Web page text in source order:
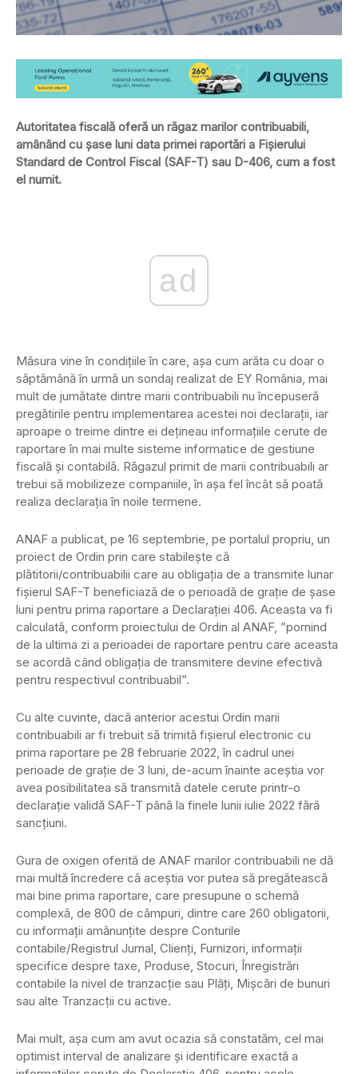
Autoritatea fiscală oferă un răgaz marilor contribuabili,
amânând cu șase luni data primei raportări a Fișierului
Standard de Control Fiscal (SAF-T) sau D-406, cum a fost
el numit.
ad
Măsura vine în condițiile în care, așa cum arăta cu doar o
săptămână în urmă un sondaj realizat de EY România, mai
mult de jumătate dintre marii contribuabili nu începuseră
pregătirile pentru implementarea acestei noi declarații, iar
aproape o treime dintre ei dețineau informațiile cerute de
raportare în mai multe sisteme informatice de gestiune
fiscală și contabilă. Răgazul primit de marii contribuabili ar
trebui să mobilizeze companiile, în așa fel încât să poată
realiza declarația în noile termene.
ANAF a publicat, pe 16 septembrie, pe portalul propriu, un
proiect de Ordin prin care stabilește că
plătitorii/contribuabilii care au obligația de a transmite lunar
fișierul SAF-T beneficiază de o perioadă de grație de șase
luni pentru prima raportare a Declarației 406. Aceasta va fi
calculată, conform proiectului de Ordin al ANAF, ”pornind
de la ultima zi a perioadei de raportare pentru care aceasta
se acordă când obligația de transmitere devine efectivă
pentru respectivul contribuabil”.
Cu alte cuvinte, dacă anterior acestui Ordin marii
contribuabili ar fi trebuit să trimită fișierul electronic cu
prima raportare pe 28 februarie 2022, în cadrul unei
perioade de grație de 3 luni, de-acum înainte aceștia vor
avea posibilitatea să transmită datele cerute printr-o
declarație validă SAF-T până la finele lunii iulie 2022 fără
sancțiuni.
Gura de oxigen oferită de ANAF marilor contribuabili ne dă
mai multă încredere că aceștia vor putea să pregătească
mai bine prima raportare, care presupune o schemă
complexă, de 800 de câmpuri, dintre care 260 obligatorii,
cu informații amănunțite despre Conturile
contabile/Registrul Jurnal, Clienți, Furnizori, informații
specifice despre taxe, Produse, Stocuri, Înregistrări
contabile la nivel de tranzacție sau Plăți, Mișcări de bunuri
sau alte Tranzacții cu active.
Mai mult, așa cum am avut ocazia să constatăm, cel mai
optimist interval de analizare și identificare exactă a